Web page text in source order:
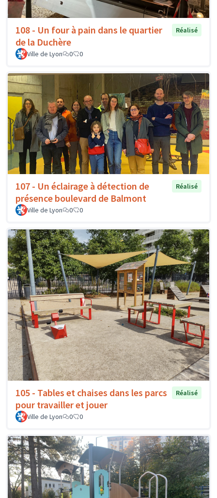
108 - Un four à pain dans le quartier
de la Duchère
Réalisé
Ville de Lyon 0 0
107 - Un éclairage à détection de
présence boulevard de Balmont
Réalisé
Ville de Lyon 0 0
105 - Tables et chaises dans les parcs
pour travailler et jouer
Réalisé
Ville de Lyon 0 0